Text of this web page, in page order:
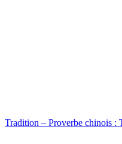
Tradition – Proverbe chinois :